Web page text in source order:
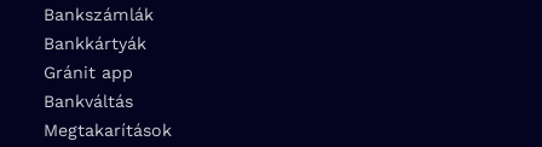
Bankszámlák
Bankkártyák
Gránit app
Bankváltás
Megtakarítások